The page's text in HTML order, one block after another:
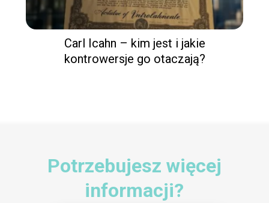
Carl Icahn – kim jest i jakie
kontrowersje go otaczają?
Potrzebujesz więcej
informacji?